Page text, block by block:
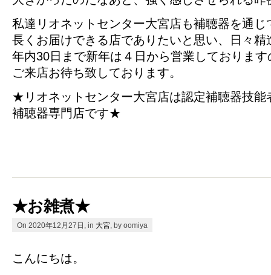
私達リオネットセンター大宮店も補聴器を通
長くお届けできる店でありたいと思い、日々精
年内30日まで新年は４日から営業しております
ご来店お待ち致しております。
★リオネットセンター大宮店は認定補聴器技能
補聴器専門店です★
★お雑煮★
On 2020年12月27日, in 大宮 , by oomiya
こんにちは。